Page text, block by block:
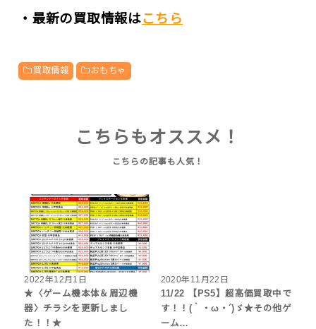
・最新の買取情報はこちら
買取情報 おもちゃ
こちらもオススメ！
2022年12月1日
★〈ゲーム機本体＆周辺機
器〉チラシを更新しまし
た！！★
2020年11月22日
11/22 【PS5】超高価買取中で
す！！(｀・ω・´)ゞ★その他ゲ
ーム…